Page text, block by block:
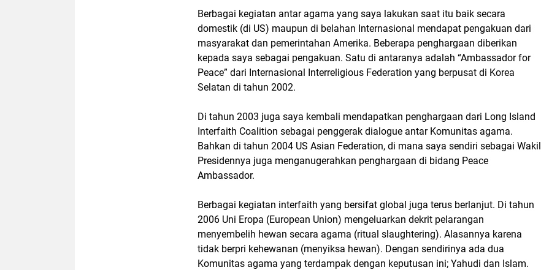
Berbagai kegiatan antar agama yang saya lakukan saat itu baik secara
domestik (di US) maupun di belahan Internasional mendapat pengakuan dari
masyarakat dan pemerintahan Amerika. Beberapa penghargaan diberikan
kepada saya sebagai pengakuan. Satu di antaranya adalah “Ambassador for
Peace” dari Internasional Interreligious Federation yang berpusat di Korea
Selatan di tahun 2002.
Di tahun 2003 juga saya kembali mendapatkan penghargaan dari Long Island
Interfaith Coalition sebagai penggerak dialogue antar Komunitas agama.
Bahkan di tahun 2004 US Asian Federation, di mana saya sendiri sebagai Wakil
Presidennya juga menganugerahkan penghargaan di bidang Peace
Ambassador.
Berbagai kegiatan interfaith yang bersifat global juga terus berlanjut. Di tahun
2006 Uni Eropa (European Union) mengeluarkan dekrit pelarangan
menyembelih hewan secara agama (ritual slaughtering). Alasannya karena
tidak berpri kehewanan (menyiksa hewan). Dengan sendirinya ada dua
Komunitas agama yang terdampak dengan keputusan ini; Yahudi dan Islam.